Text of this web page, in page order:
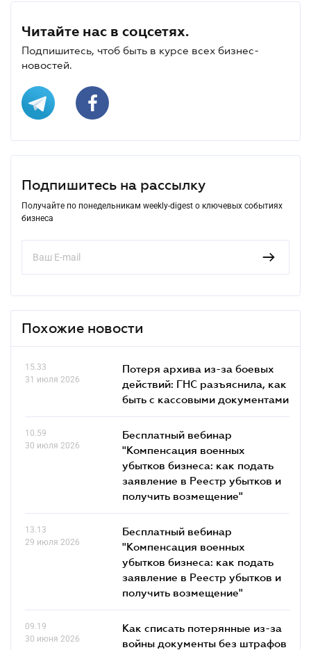
Читайте нас в соцсетях.
Подпишитесь, чтоб быть в курсе всех бизнес-
новостей.
Подпишитесь на рассылку
Получайте по понедельникам weekly-digest о ключевых событиях
бизнеса
Похожие новости
15.33
31 июля 2026
Потеря архива из-за боевых
действий: ГНС разъяснила, как
быть с кассовыми документами
10.59
30 июля 2026
Бесплатный вебинар
"Компенсация военных
убытков бизнеса: как подать
заявление в Реестр убытков и
получить возмещение"
13.13
29 июля 2026
Бесплатный вебинар
"Компенсация военных
убытков бизнеса: как подать
заявление в Реестр убытков и
получить возмещение"
09.19
30 июня 2026
Как списать потерянные из-за
войны документы без штрафов